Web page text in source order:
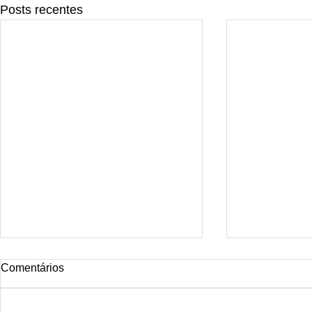
Posts recentes
Tattoo rio
Smoke Dragon Tattoo Rio is the
Comentários